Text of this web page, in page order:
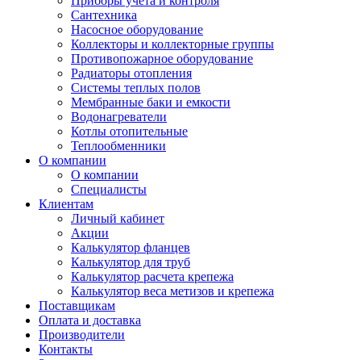
Сантехника
Насосное оборудование
Коллекторы и коллекторные группы
Противопожарное оборудование
Радиаторы отопления
Системы теплых полов
Мембранные баки и емкости
Водонагреватели
Котлы отопительные
Теплообменники
О компании
О компании
Специалисты
Клиентам
Личный кабинет
Акции
Калькулятор фланцев
Калькулятор для труб
Калькулятор расчета крепежа
Калькулятор веса метизов и крепежа
Поставщикам
Оплата и доставка
Производители
Контакты